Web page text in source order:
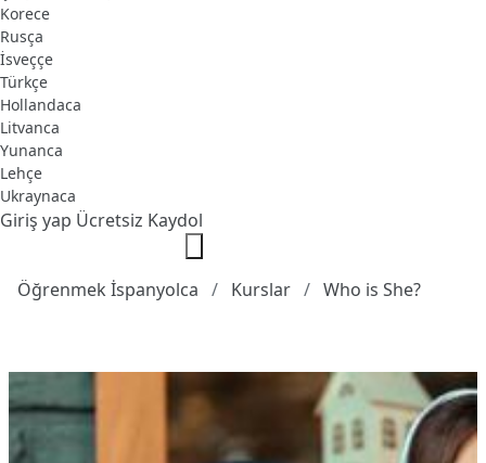
Korece
Rusça
İsveççe
Türkçe
Hollandaca
Litvanca
Yunanca
Lehçe
Ukraynaca
Giriş yap Ücretsiz Kaydol
Öğrenmek İspanyolca Kurslar Who is She?